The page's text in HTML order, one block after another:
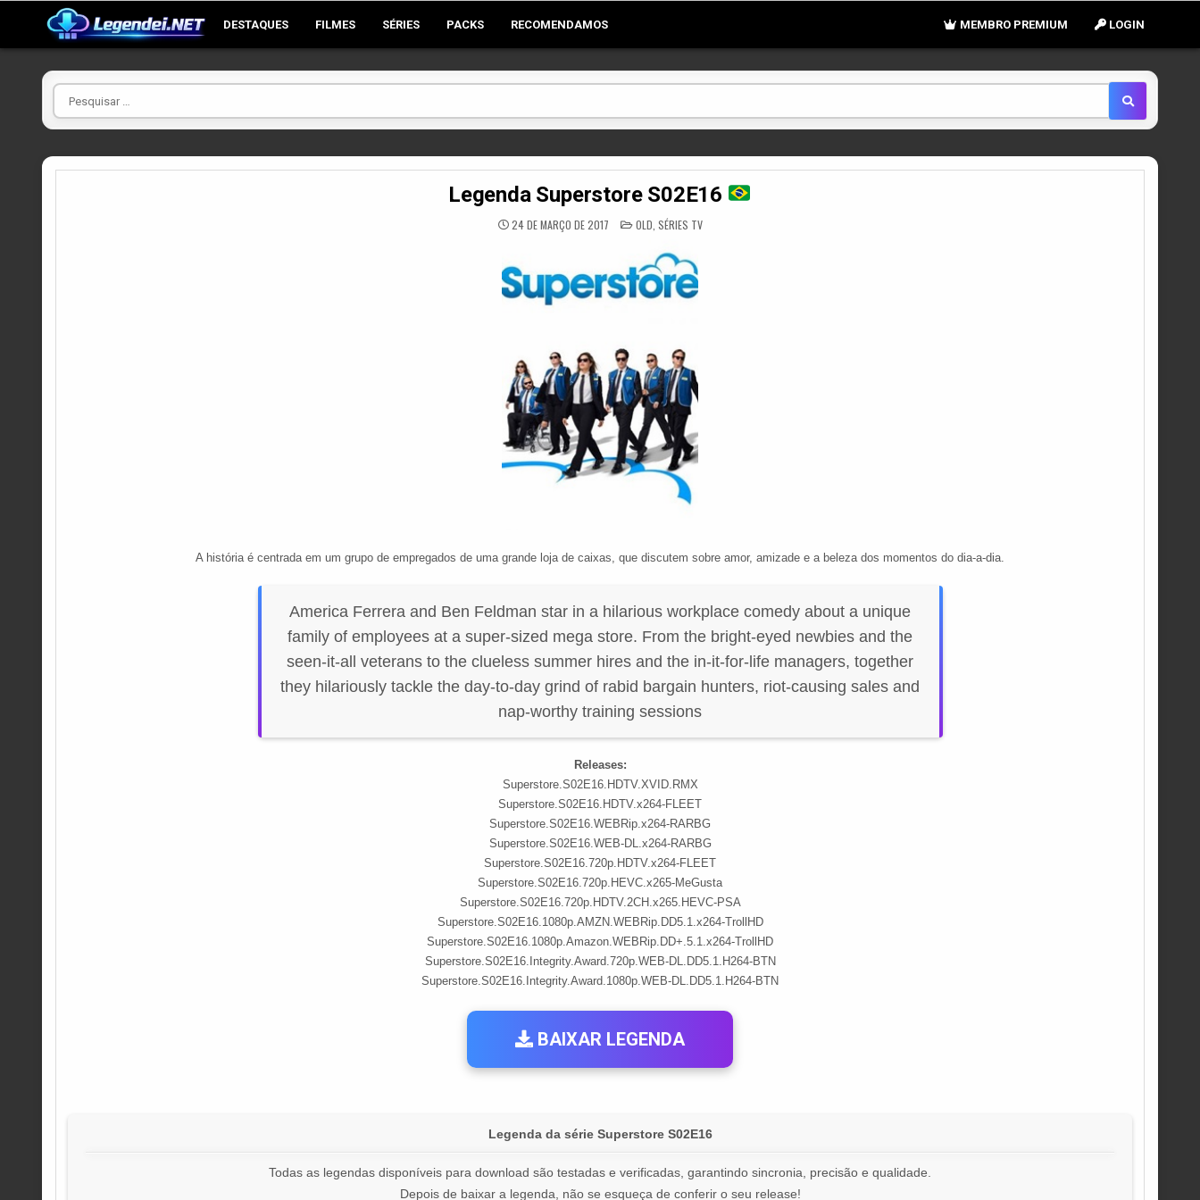
DESTAQUES FILMES SÉRIES PACKS RECOMENDAMOS LOGIN
MEMBRO PREMIUM
Pesquisar
por
Legenda Superstore S02E16
24 DE MARÇO DE 2017 POSTED
IN
OLD SÉRIES TV
A história é centrada em um grupo de empregados de uma grande loja de caixas, que discutem sobre amor, amizade e a beleza dos momentos do dia-a-dia.
America Ferrera and Ben Feldman star in a hilarious workplace comedy about a unique
family of employees at a super-sized mega store. From the bright-eyed newbies and the
seen-it-all veterans to the clueless summer hires and the in-it-for-life managers, together
they hilariously tackle the day-to-day grind of rabid bargain hunters, riot-causing sales and
nap-worthy training sessions
Releases:
Superstore.S02E16.HDTV.XVID.RMX
Superstore.S02E16.HDTV.x264-FLEET
Superstore.S02E16.WEBRip.x264-RARBG
Superstore.S02E16.WEB-DL.x264-RARBG
Superstore.S02E16.720p.HDTV.x264-FLEET
Superstore.S02E16.720p.HEVC.x265-MeGusta
Superstore.S02E16.720p.HDTV.2CH.x265.HEVC-PSA
Superstore.S02E16.1080p.AMZN.WEBRip.DD5.1.x264-TrollHD
Superstore.S02E16.1080p.Amazon.WEBRip.DD+.5.1.x264-TrollHD
Superstore.S02E16.Integrity.Award.720p.WEB-DL.DD5.1.H264-BTN
Superstore.S02E16.Integrity.Award.1080p.WEB-DL.DD5.1.H264-BTN
BAIXAR LEGENDA
Legenda da série Superstore S02E16
Todas as legendas disponíveis para download são testadas e verificadas, garantindo sincronia, precisão e qualidade.
Depois de baixar a legenda, não se esqueça de conferir o seu release!